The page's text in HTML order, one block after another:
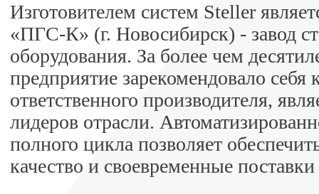
Изготовителем систем Steller
«ПГС-К» (г. Новосибирск) - завод
оборудования. За более чем
предприятие зарекомендовало себя
ответственного производителя,
лидеров отрасли.
полного цикла позволяет
качество и своевременные